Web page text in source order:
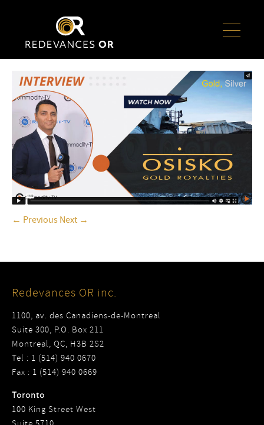
← Previous Next →
Redevances OR inc.
1100, av. des Canadiens-de-Montreal
Suite 300, P.O. Box 211
Montreal, QC, H3B 2S2
Tel : 1 (514) 940 0670
Fax : 1 (514) 940 0669
Toronto
100 King Street West